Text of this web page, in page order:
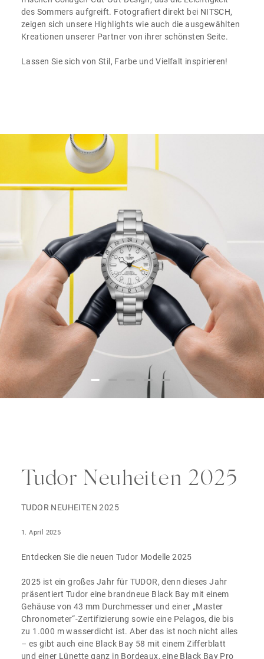
des Sommers aufgreift. Fotografiert direkt bei NITSCH,
zeigen sich unsere Highlights wie auch die ausgewählten
Kreationen unserer Partner von ihrer schönsten Seite.
Lassen Sie sich von Stil, Farbe und Vielfalt inspirieren!
Tudor Neuheiten 2025
TUDOR NEUHEITEN 2025
1. April 2025
Entdecken Sie die neuen Tudor Modelle 2025
2025 ist ein großes Jahr für TUDOR, denn dieses Jahr
präsentiert Tudor eine brandneue Black Bay mit einem
Gehäuse von 43 mm Durchmesser und einer „Master
Chronometer“-Zertifizierung sowie eine Pelagos, die bis
zu 1.000 m wasserdicht ist. Aber das ist noch nicht alles
– es gibt auch eine Black Bay 58 mit einem Zifferblatt
und einer Lünette ganz in Bordeaux, eine Black Bay Pro